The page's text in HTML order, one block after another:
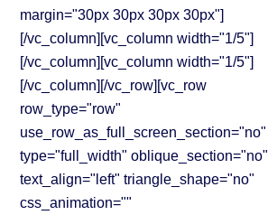
margin="30px 30px 30px 30px"]
[/vc_column][vc_column width="1/5"]
[/vc_column][vc_column width="1/5"]
[/vc_column][/vc_row][vc_row
row_type="row"
use_row_as_full_screen_section="no"
type="full_width" oblique_section="no"
text_align="left" triangle_shape="no"
css_animation=""